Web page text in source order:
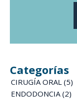
Categorías
CIRUGÍA ORAL (5)
ENDODONCIA(2)